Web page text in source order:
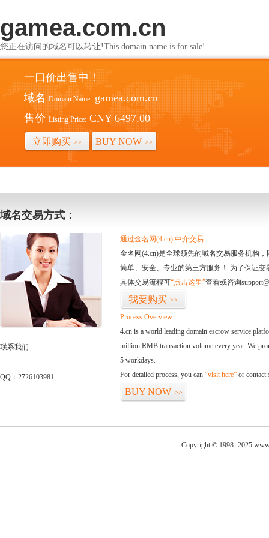
gamea.com.cn
您正在访问的域名可以转让!This domain name is for sale!
一口价出售中！
域名 Domain Name: gamea.com.cn
售价 Listing Price: CNY 6497.00
立即购买 >> BUY NOW >>
域名交易方式：
联系我们
QQ：2726103981
通过金名网(4.cn) 中介交易
金名网(4.cn)是全球领先的域名交易服务机构
简单、安全、专业的第三方服务！ 为了保证
具体交易流程可“点击这里”查看或咨询
我要购买 >>
Process Overview:
4.cn is a world leading domain escrow service
million RMB transaction volume every year. We
5 workdays.
For detailed process, you can “visit here” or contact
BUY NOW >>
Copyright © 1998 -2025